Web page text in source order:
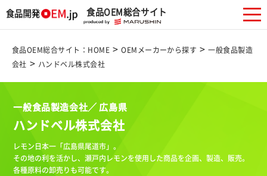
食品OEM総合サイト
食品OEM総合サイト：HOME >OEMメーカーから探す >一般食品製造
会社 > ハンドベル株式会社
一般食品製造会社／ 広島県
ハンドベル株式会社
レモン日本一「広島県尾道市」。
その地の利を活かし、瀬戸内レモンを使用した商品を企画、製造、販売。
各種原料の卸売りも可能です。